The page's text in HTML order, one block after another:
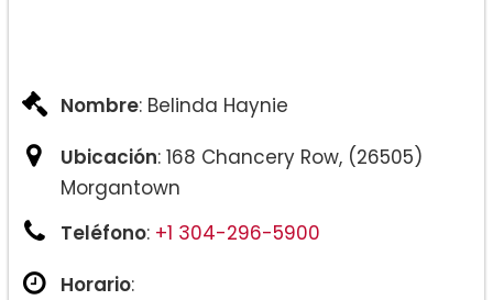
Nombre: Belinda Haynie
Ubicación: 168 Chancery Row, (26505)
Morgantown
Teléfono: +1 304-296-5900
Horario: